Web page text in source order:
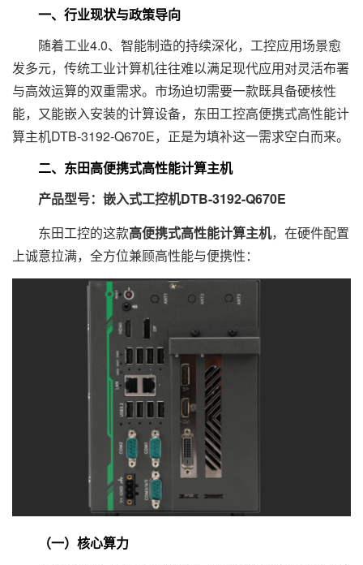
一、行业现状与政策导向
随着工业4.0、智能制造的持续深化，工控应用场景愈
发多元，传统工业计算机往往难以满足现代应用对灵活布署
与高效运算的双重需求。市场迫切需要一款既具备硬核性
能，又能嵌入安装的计算设备，东田工控高便携式高性能计
算主机DTB-3192-Q670E，正是为填补这一需求空白而来。
二、东田高便携式高性能计算主机
产品型号：嵌入式工控机DTB-3192-Q670E
东田工控的这款高便携式高性能计算主机，在硬件配置
上诚意拉满，全方位兼顾高性能与便携性：
（一）核心算力